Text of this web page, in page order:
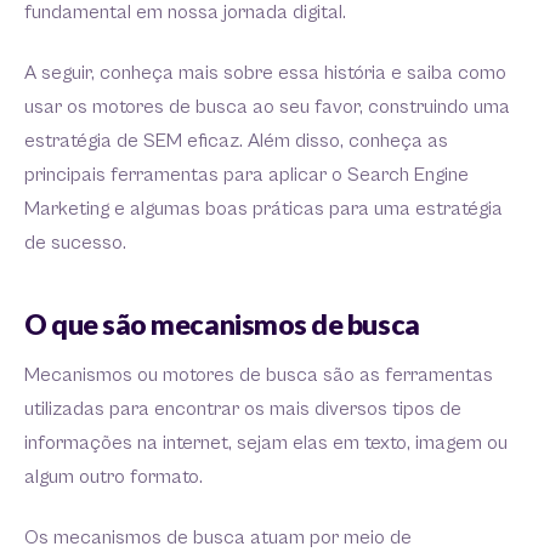
fundamental em nossa jornada digital.
A seguir, conheça mais sobre essa história e saiba como
usar os motores de busca ao seu favor, construindo uma
estratégia de SEM eficaz. Além disso, conheça as
principais ferramentas para aplicar o Search Engine
Marketing e algumas boas práticas para uma estratégia
de sucesso.
O que são mecanismos de busca
Mecanismos ou motores de busca são as ferramentas
utilizadas para encontrar os mais diversos tipos de
informações na internet, sejam elas em texto, imagem ou
algum outro formato.
Os mecanismos de busca atuam por meio de